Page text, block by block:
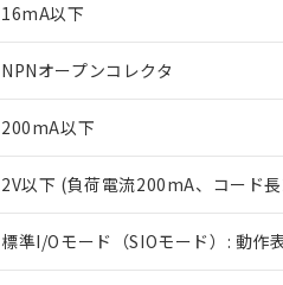
16mA以下
NPNオープンコレクタ
200mA以下
2V以下 (負荷電流200mA、コード
標準I/Oモード（SIOモード）: 動
※1 対応状況
対応予定：EU RoHS指
対応予定なし：EU